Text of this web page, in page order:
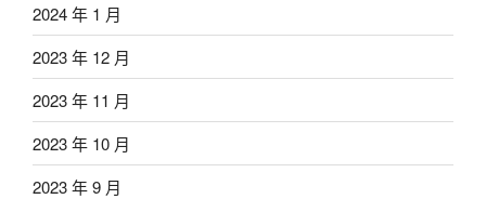
2024 年 1 月
2023 年 12 月
2023 年 11 月
2023 年 10 月
2023 年 9 月